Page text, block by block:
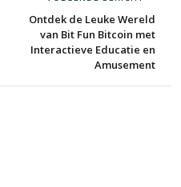
Ontdek de Leuke Wereld
van Bit Fun Bitcoin met
Interactieve Educatie en
Amusement